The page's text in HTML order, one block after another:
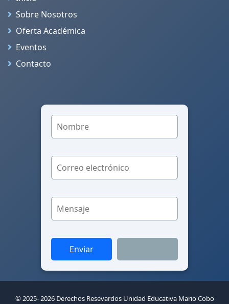
Sobre Nosotros
Oferta Académica
Eventos
Contacto
© 2025- 2026 Derechos Resevardos Unidad Educativa Mario Cobo